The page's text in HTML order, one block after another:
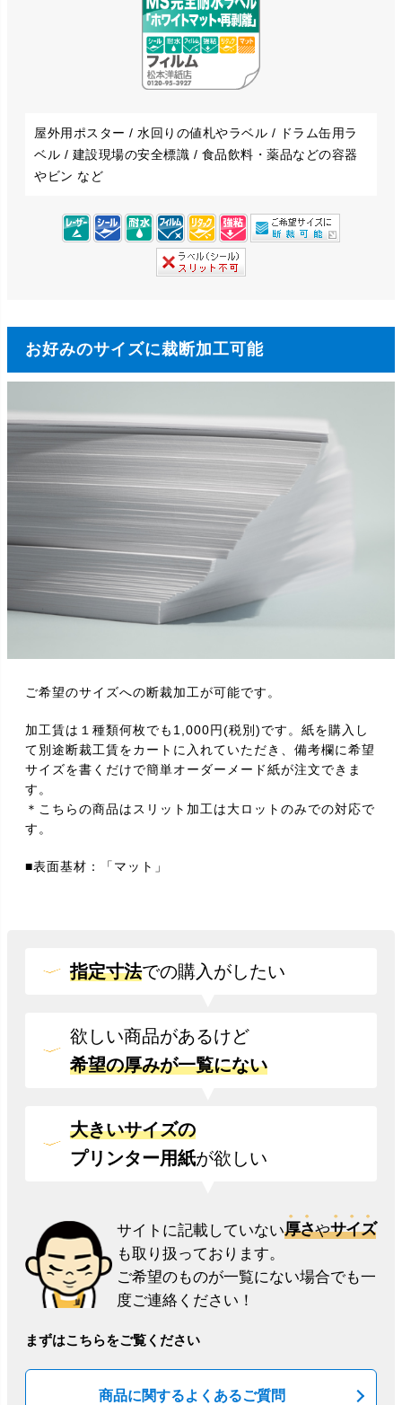
屋外用ポスター / 水回りの値札やラベル / ドラム缶用ラ
ベル / 建設現場の安全標識 / 食品飲料・薬品などの容器
やビン など
お好みのサイズに裁断加工可能
ご希望のサイズへの断裁加工が可能です。
加工賃は１種類何枚でも1,000円(税別)です。紙を購入し
て別途断裁工賃をカートに入れていただき、備考欄に希望
サイズを書くだけで簡単オーダーメード紙が注文できま
す。
＊こちらの商品はスリット加工は大ロットのみでの対応で
す。
■表面基材：「マット」
指定寸法での購入がしたい
欲しい商品があるけど
希望の厚みが一覧にない
大きいサイズの
プリンター用紙が欲しい
サイトに記載していない厚さやサイズ
も取り扱っております。
ご希望のものが一覧にない場合でも一
度ご連絡ください！
まずはこちらをご覧ください
商品に関するよくあるご質問